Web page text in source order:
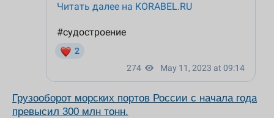
Грузооборот морских портов России с начала года
превысил 300 млн тонн.